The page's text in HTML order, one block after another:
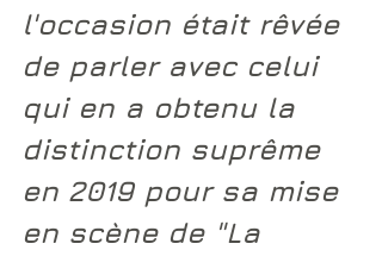
l'occasion était rêvée
de parler avec celui
qui en a obtenu la
distinction suprême
en 2019 pour sa mise
en scène de "La